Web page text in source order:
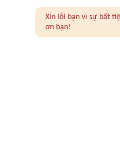
Xin lỗi bạn vì sự bất
ơn bạn!